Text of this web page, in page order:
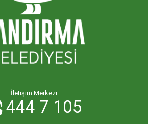
İletişim Merkezi
444 7 105